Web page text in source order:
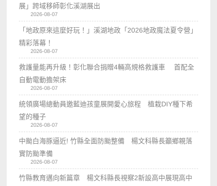
展」跨域移師彰化溪湖展出
2026-08-07
「地政原來這麼好玩！」溪湖地政「2026地政魔法夏令營」
精彩落幕！
2026-08-07
救護量能再升級！彰化聯合捐贈4輛高規格救護車 首配全
自動電動擔架床
2026-08-07
統領廣場總動員邀藍迪孩童展開愛心旅程 植栽DIY種下希
望的種子
2026-08-07
中颱白海豚逼近! 竹縣全面防颱整備 楊文科縣長籲鄉親落
實防颱準備
2026-08-07
竹縣教育邁向新篇章 楊文科縣長視察2新設高中展現高中